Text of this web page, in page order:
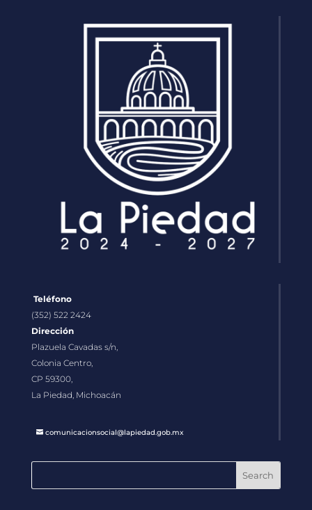
Teléfono
(352) 522 2424
Dirección
Plazuela Cavadas s/n,
Colonia Centro,
CP 59300,
La Piedad, Michoacán
comunicacionsocial@lapiedad.gob.mx